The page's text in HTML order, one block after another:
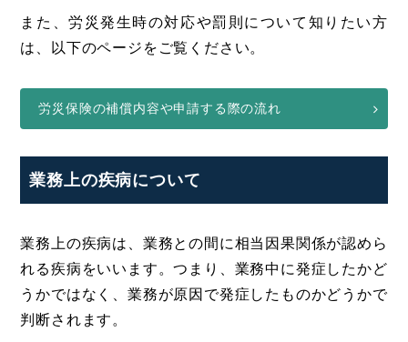
また、労災発生時の対応や罰則について知りたい方
は、以下のページをご覧ください。
労災保険の補償内容や申請する際の流れ
業務上の疾病について
業務上の疾病は、業務との間に相当因果関係が認めら
れる疾病をいいます。つまり、業務中に発症したかど
うかではなく、業務が原因で発症したものかどうかで
判断されます。